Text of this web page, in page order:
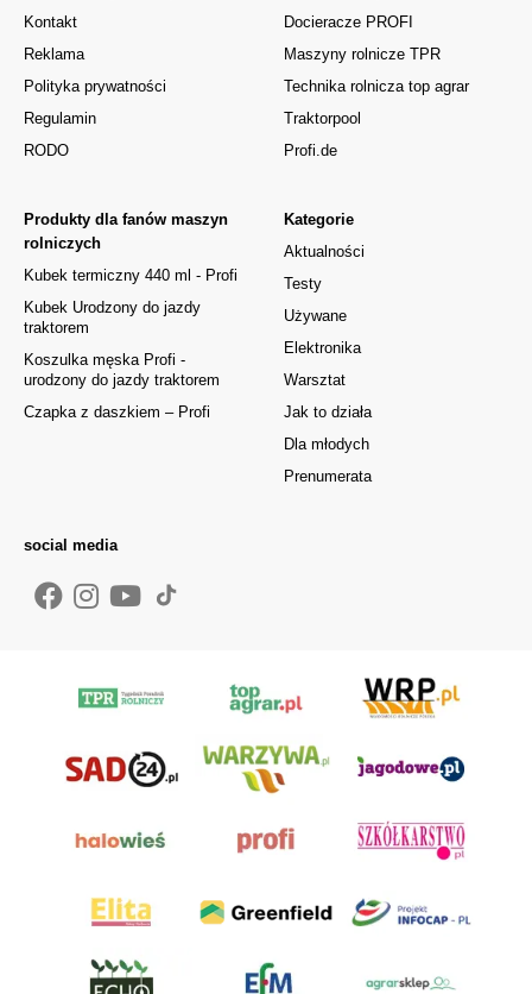
Kontakt
Reklama
Polityka prywatności
Regulamin
RODO
Kategorie
Aktualności
Testy
Używane
Elektronika
Warsztat
Jak to działa
Dla młodych
Prenumerata
Produkty dla fanów maszyn
rolniczych
Kubek termiczny 440 ml - Profi
Kubek Urodzony do jazdy
traktorem
Koszulka męska Profi -
urodzony do jazdy traktorem
Czapka z daszkiem – Profi
Docieracze PROFI
Maszyny rolnicze TPR
Technika rolnicza top agrar
Traktorpool
Profi.de
social media